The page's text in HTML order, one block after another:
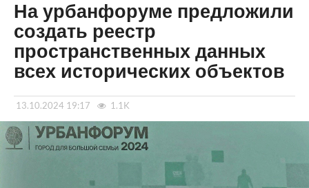
На урбанфоруме предложили
создать реестр
пространственных данных
всех исторических объектов
13.10.2024 19:17 1.1K